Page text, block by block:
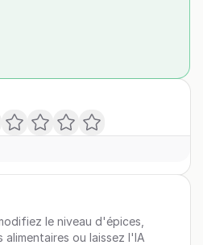
le niveau d'épices,
ou laissez l'IA